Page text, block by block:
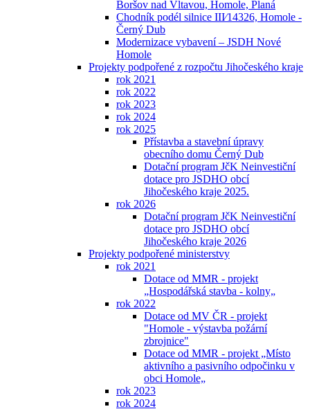
Boršov nad Vltavou, Homole, Planá
Chodník podél silnice III⁄14326, Homole -
Černý Dub
Modernizace vybavení – JSDH Nové
Homole
Projekty podpořené z rozpočtu Jihočeského kraje
rok 2021
rok 2022
rok 2023
rok 2024
rok 2025
Přístavba a stavební úpravy
obecního domu Černý Dub
Dotační program JčK Neinvestiční
dotace pro JSDHO obcí
Jihočeského kraje 2025.
rok 2026
Dotační program JčK Neinvestiční
dotace pro JSDHO obcí
Jihočeského kraje 2026
Projekty podpořené ministerstvy
rok 2021
Dotace od MMR - projekt
„Hospodářská stavba - kolny„
rok 2022
Dotace od MV ČR - projekt
"Homole - výstavba požární
zbrojnice"
Dotace od MMR - projekt „Místo
aktivního a pasivního odpočinku v
obci Homole„
rok 2023
rok 2024